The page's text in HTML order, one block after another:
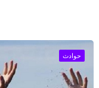
حوادث